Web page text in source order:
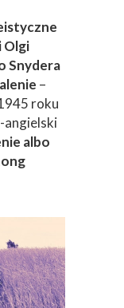
Olgi
Snydera
–
roku
angielski
albo